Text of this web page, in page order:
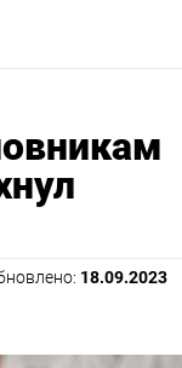
18.09.2023